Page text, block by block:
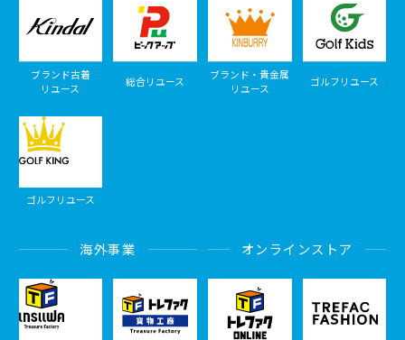
ブランド古着
リユース
総合リユース
ブランド・貴金属
リユース
ゴルフリユース
ゴルフリユース
海外事業 オンラインストア